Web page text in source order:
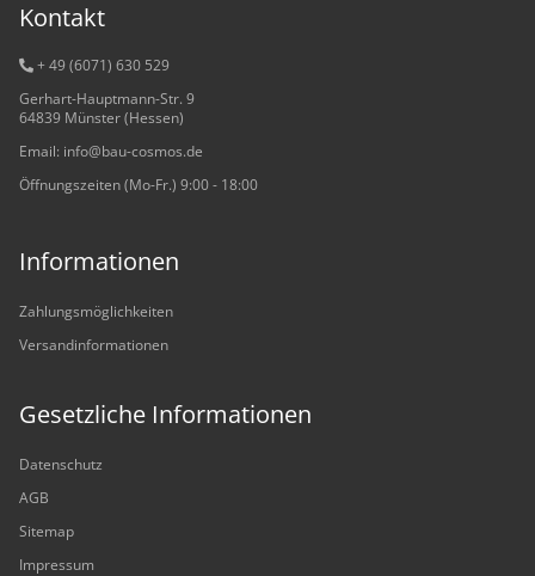
Kontakt
+ 49 (6071) 630 529
Gerhart-Hauptmann-Str. 9
64839 Münster (Hessen)
Email: info@bau-cosmos.de
Öffnungszeiten (Mo-Fr.) 9:00 - 18:00
Informationen
Zahlungsmöglichkeiten
Versandinformationen
Gesetzliche Informationen
Datenschutz
AGB
Sitemap
Impressum